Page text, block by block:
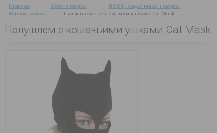
Главная → Секс-товары → BDSM, садо-мазо товары
→
Маски, кляпы
→ Полушлем с кошачьими ушками Cat Mask
Полушлем с кошачьими ушками Cat Mask